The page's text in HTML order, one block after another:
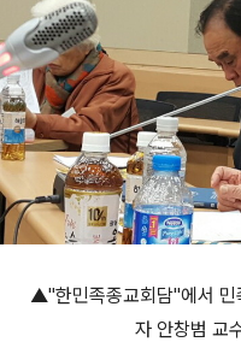
▲"한민족종교회담"에서 민
자 안창범 교